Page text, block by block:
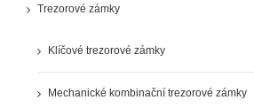
Trezorové zámky
Klíčové trezorové zámky
Mechanické kombinační trezorové zámky